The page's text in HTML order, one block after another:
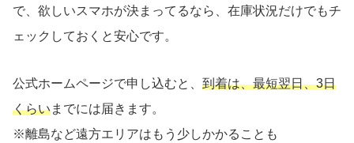
で、欲しいスマホが決まってるなら、在庫状況だけでもチ
ェックしておくと安心です。
公式ホームページで申し込むと、 到着は、最短翌日、3日
くらいまでには届きます。
※離島など遠方エリアはもう少しかかることも